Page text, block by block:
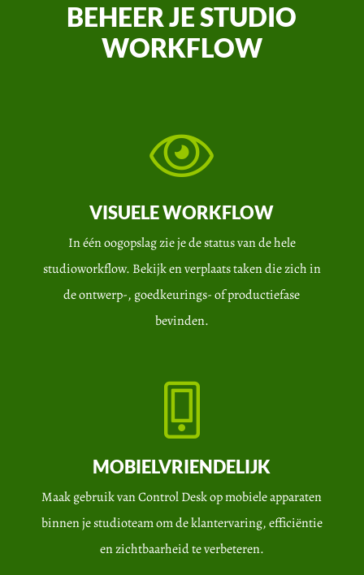
BEHEER JE STUDIO
WORKFLOW
VISUELE WORKFLOW
In één oogopslag zie je de status van de hele
studioworkflow. Bekijk en verplaats taken die zich in
de ontwerp-, goedkeurings- of productiefase
bevinden.
MOBIELVRIENDELIJK
Maak gebruik van Control Desk op mobiele apparaten
binnen je studioteam om de klantervaring, efficiëntie
en zichtbaarheid te verbeteren.